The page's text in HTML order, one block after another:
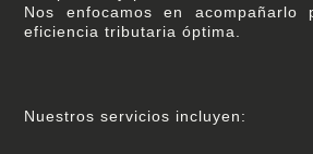
Nos enfocamos en acompañarlo
eficiencia tributaria óptima.
Nuestros servicios incluyen: